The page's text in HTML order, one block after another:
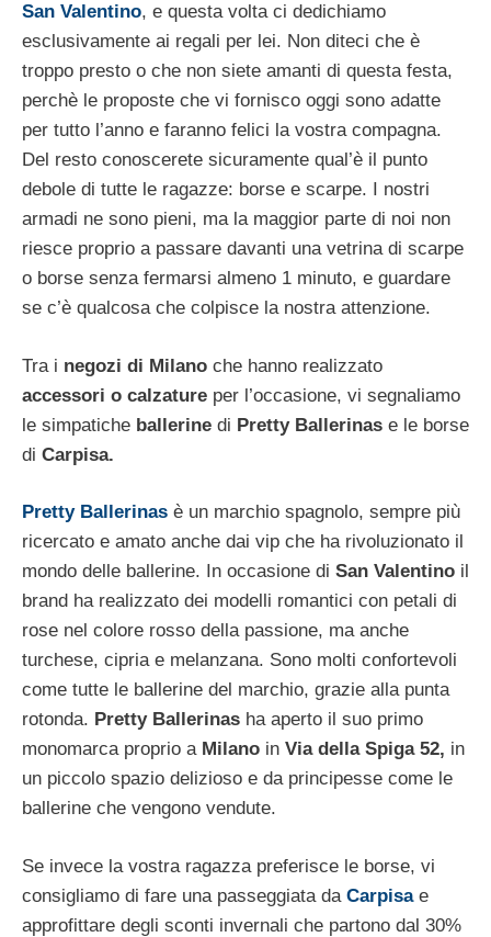
San Valentino, e questa volta ci dedichiamo
esclusivamente ai regali per lei. Non diteci che è
troppo presto o che non siete amanti di questa festa,
perchè le proposte che vi fornisco oggi sono adatte
per tutto l’anno e faranno felici la vostra compagna.
Del resto conoscerete sicuramente qual’è il punto
debole di tutte le ragazze: borse e scarpe. I nostri
armadi ne sono pieni, ma la maggior parte di noi non
riesce proprio a passare davanti una vetrina di scarpe
o borse senza fermarsi almeno 1 minuto, e guardare
se c’è qualcosa che colpisce la nostra attenzione.
Tra i negozi di Milano che hanno realizzato
accessori o calzature per l’occasione, vi segnaliamo
le simpatiche ballerine di Pretty Ballerinas e le borse
di Carpisa.
Pretty Ballerinas è un marchio spagnolo, sempre più
ricercato e amato anche dai vip che ha rivoluzionato il
mondo delle ballerine. In occasione di San Valentino il
brand ha realizzato dei modelli romantici con petali di
rose nel colore rosso della passione, ma anche
turchese, cipria e melanzana. Sono molti confortevoli
come tutte le ballerine del marchio, grazie alla punta
rotonda. Pretty Ballerinas ha aperto il suo primo
monomarca proprio a Milano in Via della Spiga 52, in
un piccolo spazio delizioso e da principesse come le
ballerine che vengono vendute.
Se invece la vostra ragazza preferisce le borse, vi
consigliamo di fare una passeggiata da Carpisa e
approfittare degli sconti invernali che partono dal 30%